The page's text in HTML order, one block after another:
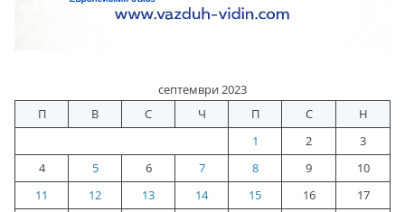
септември 2023
П
В С Ч П С
Н
1
2
3
4
5 6 7 8 9
10
11
12 13 14 15 16
17